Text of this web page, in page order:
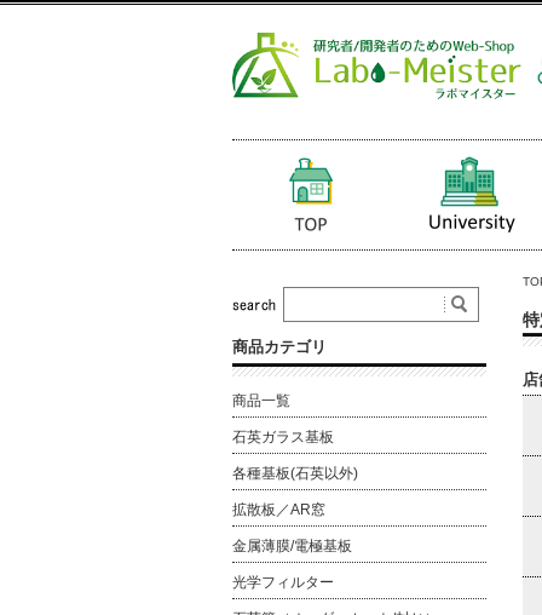
商品カテゴリ
商品一覧
石英ガラス基板
各種基板(石英以外)
拡散板／AR窓
金属薄膜/電極基板
光学フィルター